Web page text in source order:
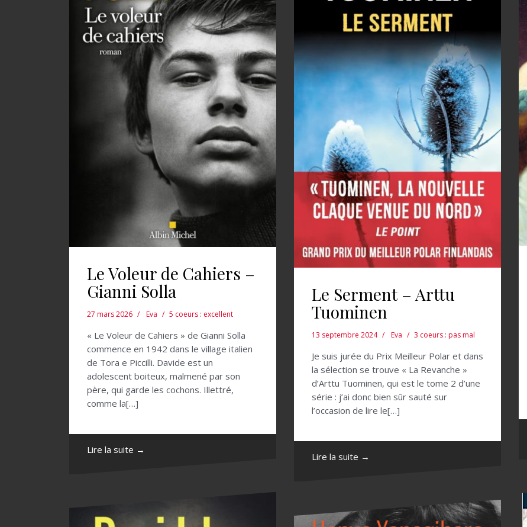
Le Voleur de Cahiers –
Gianni Solla
27 mars 2026 Eva 5 coeurs : excellent
« Le Voleur de Cahiers » de Gianni Solla
commence en 1942 dans le village italien
de Tora e Piccilli. Davide est un
adolescent boiteux, malmené par son
père, qui garde les cochons. Illettré,
comme la[…]
Lire la suite →
Le Serment – Arttu
Tuominen
13 septembre 2024 Eva 3 coeurs : pas mal
Je suis jurée du Prix Meilleur Polar et dans
la sélection se trouve « La Revanche »
d’Arttu Tuominen, qui est le tome 2 d’une
série : j’ai donc bien sûr sauté sur
l’occasion de lire le[…]
Lire la suite →